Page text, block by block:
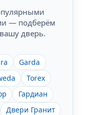
— подберём
дверь.
Garda
Torex
Гардиан
Двери Гранит